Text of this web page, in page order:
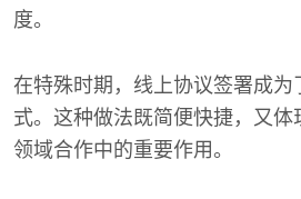
度。
在特殊时期，线上协议签署成为
式。这种做法既简便快捷，又体
领域合作中的重要作用。